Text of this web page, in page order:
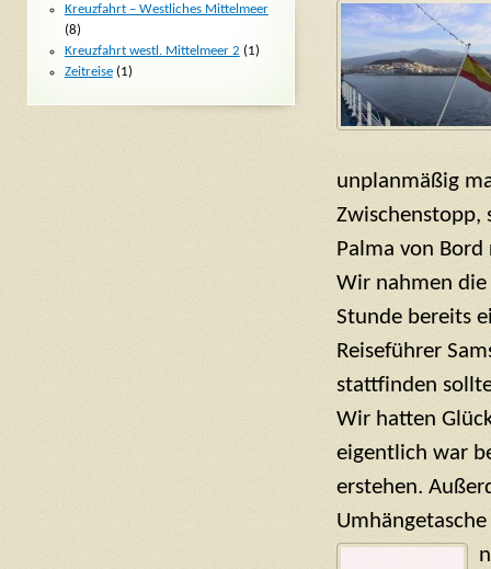
unplanmäßig
Zwischenstopp,
Palma von
Wir nahmen
Stunde bereits
Reiseführer
stattfinden
Wir hatten
eigentlich war
erstehen.
Kreuzfahrt – Westliches Mittelmeer
(8)
Kreuzfahrt westl. Mittelmeer 2 (1)
Zeitreise(1)